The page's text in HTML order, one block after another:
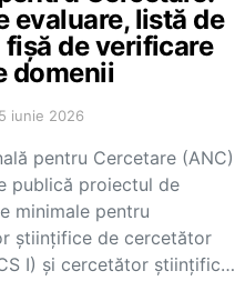
evaluare, listă de
fișă de verificare
domenii
iunie 2026
pentru Cercetare (ANC)
publică proiectul de
minimale pentru
științifice de cercetător
I) și cercetător științific…